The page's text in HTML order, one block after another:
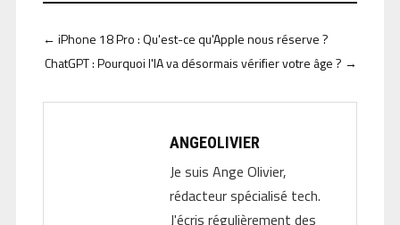
← iPhone 18 Pro : Qu'est-ce qu'Apple nous réserve ?
ChatGPT : Pourquoi l'IA va désormais vérifier votre âge ? →
ANGEOLIVIER
Je suis Ange Olivier,
rédacteur spécialisé tech.
J'écris régulièrement des